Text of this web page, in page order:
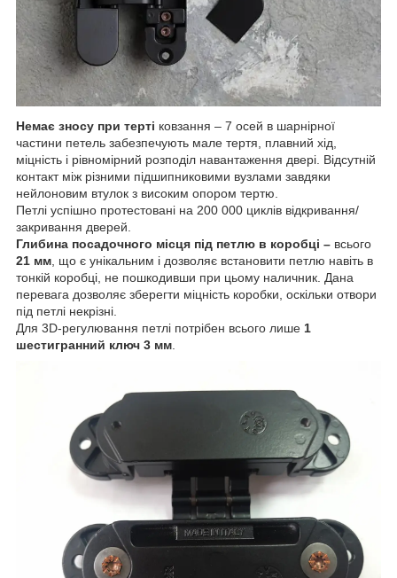
Немає зносу при терті ковзання – 7 осей в шарнірної
частини петель забезпечують мале тертя, плавний хід,
міцність і рівномірний розподіл навантаження двері. Відсутній
контакт між різними підшипниковими вузлами завдяки
нейлоновим втулок з високим опором тертю.
Петлі успішно протестовані на 200 000 циклів відкривання/
закривання дверей.
Глибина посадочного місця під петлю в коробці – всього
21 мм, що є унікальним і дозволяє встановити петлю навіть в
тонкій коробці, не пошкодивши при цьому наличник. Дана
перевага дозволяє зберегти міцність коробки, оскільки отвори
під петлі некрізні.
Для 3D-регулювання петлі потрібен всього лише 1
шестигранний ключ 3 мм.